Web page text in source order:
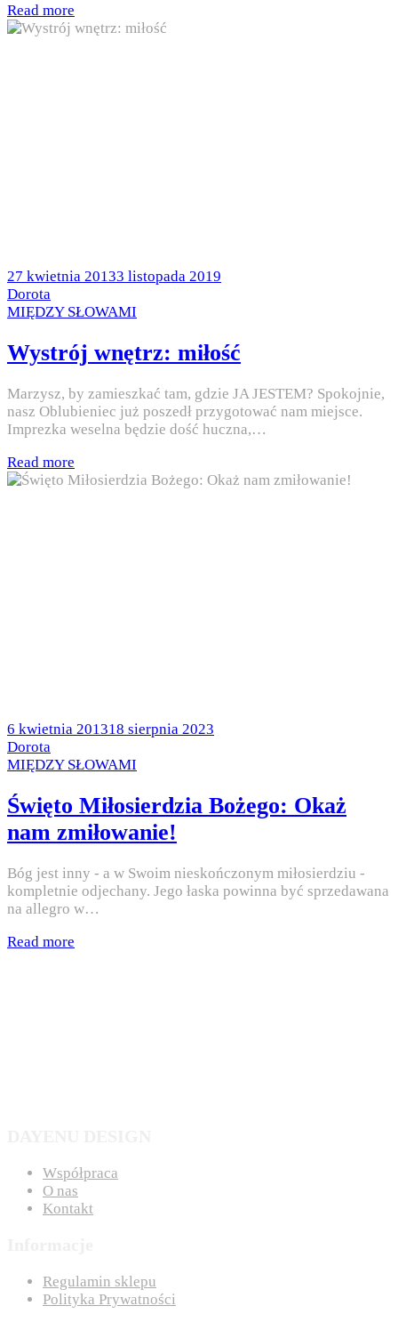
Read more
Posted
on
27 kwietnia 20133 listopada 2019
by
Dorota
Posted
MIĘDZY SŁOWAMI
Wystrój wnętrz: miłość
Marzysz, by zamieszkać tam, gdzie JA JESTEM? Spokojnie,
nasz Oblubieniec już poszedł przygotować nam miejsce.
Imprezka weselna będzie dość huczna,…
Read more
Posted
on
6 kwietnia 201318 sierpnia 2023
by
Dorota
Posted
MIĘDZY SŁOWAMI
Święto Miłosierdzia Bożego: Okaż
nam zmiłowanie!
Bóg jest inny - a w Swoim nieskończonym miłosierdziu -
kompletnie odjechany. Jego łaska powinna być sprzedawana
na allegro w…
Read more
Współpraca
O nas
Kontakt
Regulamin sklepu
Polityka Prywatności